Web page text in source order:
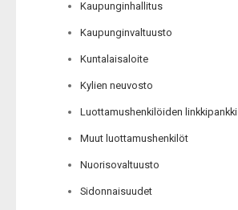
Kaupunginhallitus
Kaupunginvaltuusto
Kuntalaisaloite
Kylien neuvosto
Luottamushenkilöiden linkkipankki
Muut luottamushenkilöt
Nuorisovaltuusto
Sidonnaisuudet